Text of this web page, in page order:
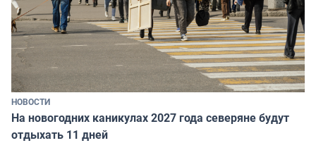
НОВОСТИ
На новогодних каникулах 2027 года северяне будут
отдыхать 11 дней